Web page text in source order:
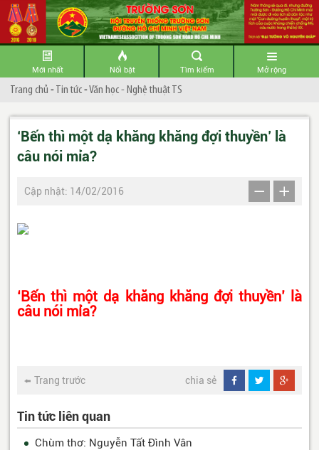
Mới nhất Nổi bật Tìm kiếm Mở rộng
Trang chủ -Tin tức-Văn học - Nghệ thuật TS
‘Bến thì một dạ khăng khăng đợi thuyền’ là
câu nói mỉa?
Cập nhật: 14/02/2016
‘Bến thì một dạ khăng khăng đợi thuyền’ là
câu nói mỉa?
Trang trước chia sẻ
Tin tức liên quan
Chùm thơ: Nguyễn Tất Đình Vân